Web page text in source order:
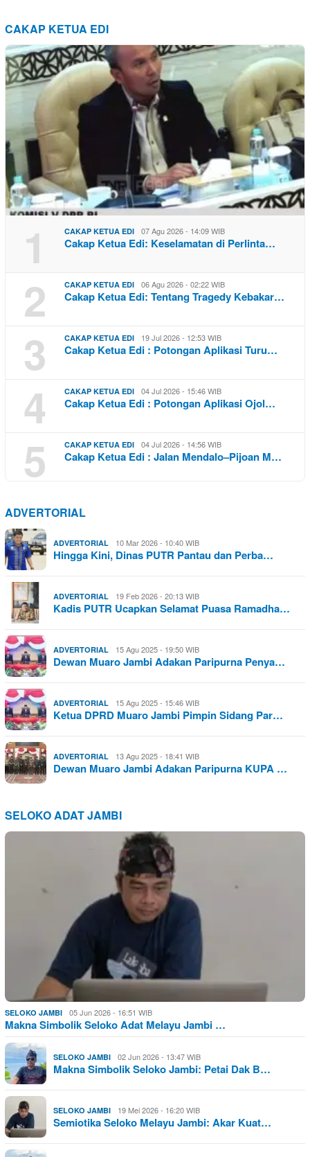
CAKAP KETUA EDI
1 CAKAP KETUA EDI 07 Agu 2026 - 14:09 WIB
Cakap Ketua Edi: Keselamatan di Perlinta…
2 CAKAP KETUA EDI 06 Agu 2026 - 02:22 WIB
Cakap Ketua Edi: Tentang Tragedy Kebakar…
3 CAKAP KETUA EDI 19 Jul 2026 - 12:53 WIB
Cakap Ketua Edi : Potongan Aplikasi Turu…
4 CAKAP KETUA EDI 04 Jul 2026 - 15:46 WIB
Cakap Ketua Edi : Potongan Aplikasi Ojol…
5 CAKAP KETUA EDI 04 Jul 2026 - 14:56 WIB
Cakap Ketua Edi : Jalan Mendalo–Pijoan M…
ADVERTORIAL
ADVERTORIAL 10 Mar 2026 - 10:40 WIB
Hingga Kini, Dinas PUTR Pantau dan Perba…
ADVERTORIAL 19 Feb 2026 - 20:13 WIB
Kadis PUTR Ucapkan Selamat Puasa Ramadha…
ADVERTORIAL 15 Agu 2025 - 19:50 WIB
Dewan Muaro Jambi Adakan Paripurna Penya…
ADVERTORIAL 15 Agu 2025 - 15:46 WIB
Ketua DPRD Muaro Jambi Pimpin Sidang Par…
ADVERTORIAL 13 Agu 2025 - 18:41 WIB
Dewan Muaro Jambi Adakan Paripurna KUPA …
SELOKO ADAT JAMBI
SELOKO JAMBI 05 Jun 2026 - 16:51 WIB
Makna Simbolik Seloko Adat Melayu Jambi …
SELOKO JAMBI 02 Jun 2026 - 13:47 WIB
Makna Simbolik Seloko Jambi: Petai Dak B…
SELOKO JAMBI 19 Mei 2026 - 16:20 WIB
Semiotika Seloko Melayu Jambi: Akar Kuat…